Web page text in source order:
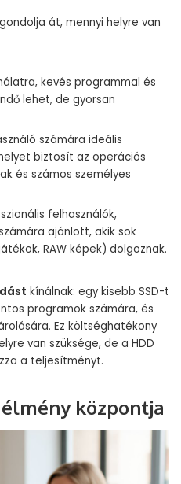
át, mennyi helyre van
kevés programmal és
lehet, de gyorsan
számára ideális
biztosít az operációs
és számos személyes
felhasználók,
ajánlott, akik sok
RAW képek) dolgoznak.
kínálnak: egy kisebb SSD-t
programok számára, és
Ez költséghatékony
van szüksége, de a HDD
a teljesítményt.
központja